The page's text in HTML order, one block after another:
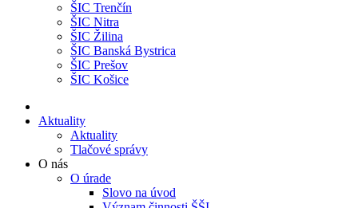
ŠIC Trenčín
ŠIC Nitra
ŠIC Žilina
ŠIC Banská Bystrica
ŠIC Prešov
ŠIC Košice
Aktuality
Aktuality
Tlačové správy
O nás
O úrade
Slovo na úvod